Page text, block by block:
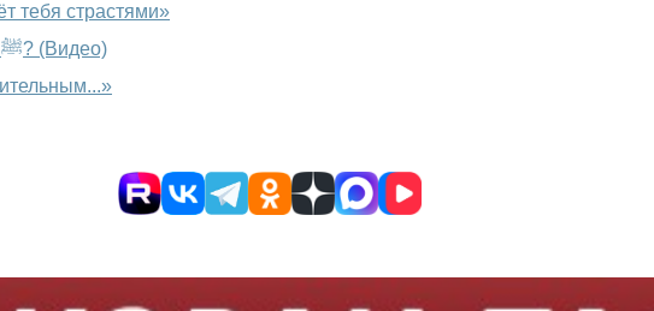
тебя страстями»
Почему нельзя плохо говорить о сподвижниках Пророка ﷺ? (Видео)